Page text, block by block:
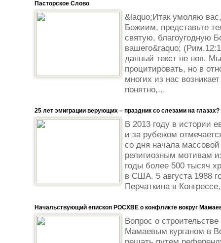
Пасторское Слово
&laquo;Итак умоляю
Божиим, представьте
святую, благоугодную
вашего&raquo;
данный текст не нов.
процитировать, но в
многих из нас
понятно,...
25 лет эмиграции верующих – праздник со слезами на глазах?
В 2013 году в истории
и за рубежом
со дня начала
религиозным мотивам
годы более 500 тысяч
в США. 5 августа 1988
Перчаткина в
Начальствующий епископ РОСХВЕ о конфликте вокруг
Вопрос о
Мамаевым курганом в